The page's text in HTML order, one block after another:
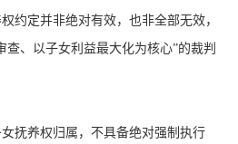
约定并非绝对有效，也非全部无效，
查、以子女利益最大化为核心”的裁判
抚养权归属，不具备绝对强制执行